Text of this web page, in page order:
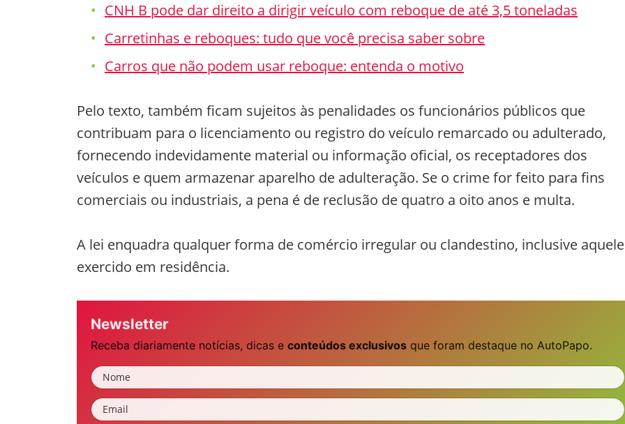
CNH B pode dar direito a dirigir veículo com reboque de até 3,5 toneladas
Carretinhas e reboques: tudo que você precisa saber sobre
Carros que não podem usar reboque: entenda o motivo
Pelo texto, também ficam sujeitos às penalidades os funcionários públicos que
contribuam para o licenciamento ou registro do veículo remarcado ou adulterado,
fornecendo indevidamente material ou informação oficial, os receptadores dos
veículos e quem armazenar aparelho de adulteração. Se o crime for feito para fins
comerciais ou industriais, a pena é de reclusão de quatro a oito anos e multa.
A lei enquadra qualquer forma de comércio irregular ou clandestino, inclusive aquele
exercido em residência.
Newsletter
Receba diariamente notícias, dicas e conteúdos exclusivos que foram destaque no AutoPapo.
Nome
Email